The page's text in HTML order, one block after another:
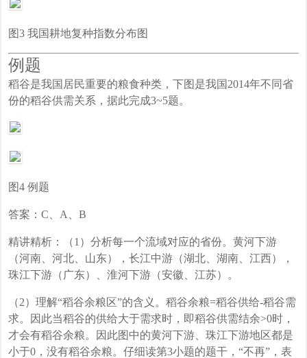
图3 我国耕地复种指数分布图
例题
稻谷是我国居民重要的粮食种类，下图是我国2014年不同省
份的稻谷供需关系，据此完成3~5题。
图4 例题
答案：C、A、B
精讲精析：（1）分析每一个流域对应的省份。黄河下游
（河南、河北、山东），长江中游（湖北、湖南、江西），
珠江下游（广东）、淮河下游（安徽、江苏）。
（2）理解“稻谷余粮区”的含义。稻谷余粮=稻谷供给-稻谷需
求。因此当稻谷的供给大于需求时，即稻谷供需结余>0时，
才会有稻谷余粮。因此图中的黄河下游、珠江下游地区都是
小于0，没有稻谷余粮。仔细读第3小题的题干，“不再”，表